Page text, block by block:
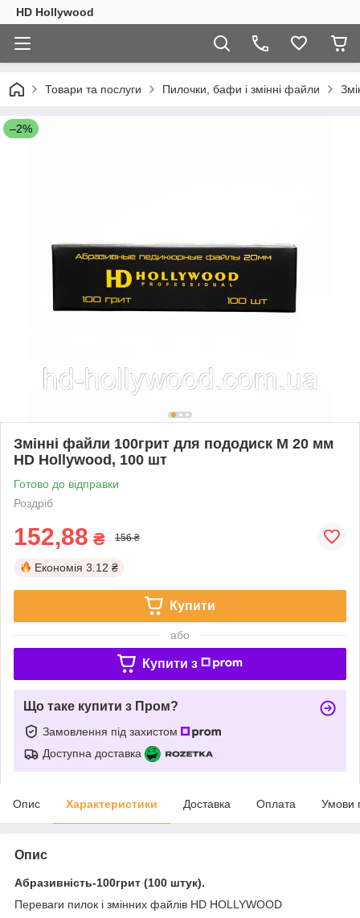
HD Hollywood
Товари та послуги Пилочки, бафи і змінні файли
–2%
Змінні файли 100грит для пододиск M 20 мм
HD Hollywood, 100 шт
Готово до відправки
Роздріб
152,88 ₴ 156 ₴
Економія 3.12 ₴
Купити
або
Купити з
Що таке купити з Пром?
Замовлення під захистом
Доступна доставка
Опис Характеристики Доставка Оплата Умови
Опис
Абразивність-100грит (100 штук).
Переваги пилок і змінних файлів HD HOLLYWOOD